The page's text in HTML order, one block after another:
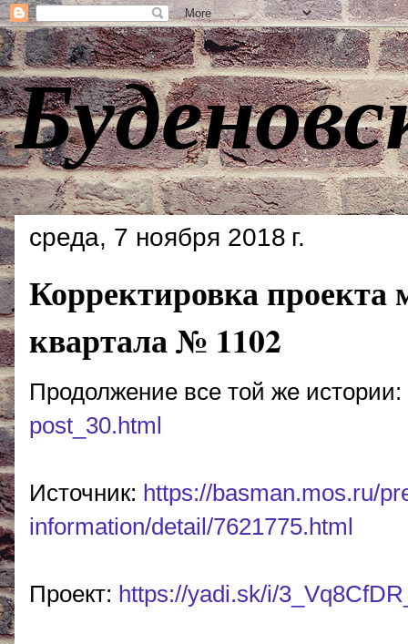
среда, 7 ноября 2018 г.
Корректировка проекта
квартала № 1102
Продолжение все той же истории:
post_30.html
Источник: https://basman.mos.ru/
information/detail/7621775.html
Проект: https://yadi.sk/i/